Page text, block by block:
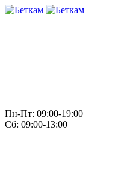
Пн-Пт: 09:00-19:00
Сб: 09:00-13:00